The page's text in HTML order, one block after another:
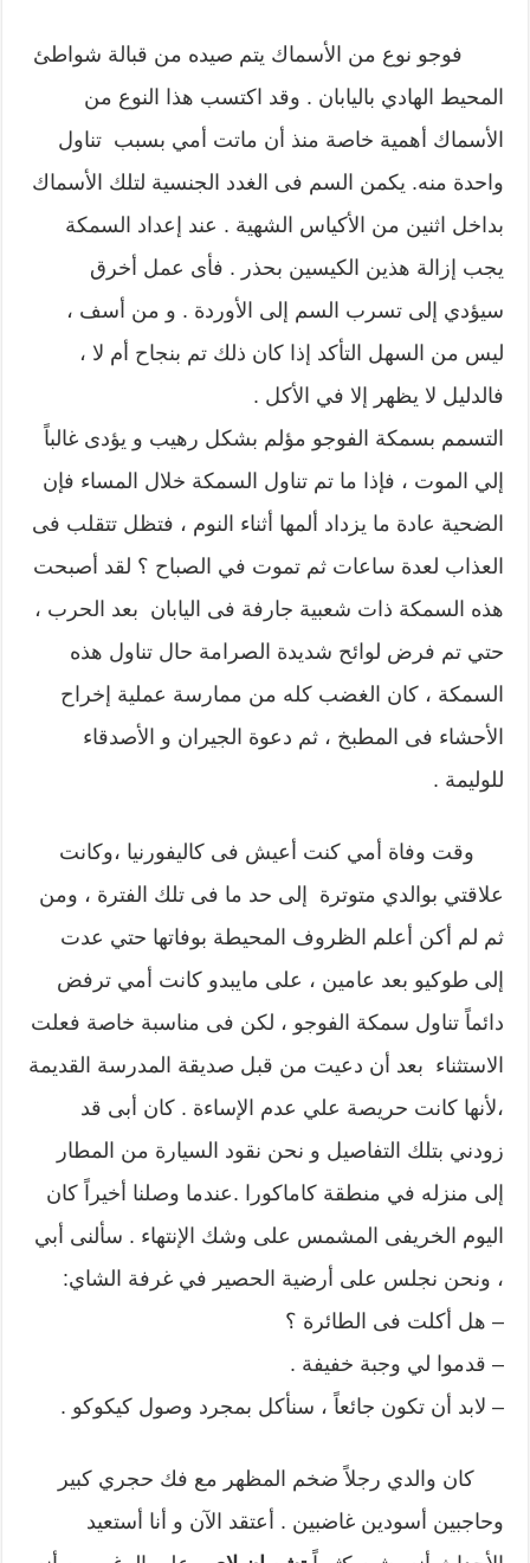
فوجو نوع من الأسماك يتم صيده من قبالة شواطئ
المحيط الهادي باليابان . وقد اكتسب هذا النوع من
الأسماك أهمية خاصة منذ أن ماتت أمي بسبب تناول
واحدة منه. يكمن السم فى الغدد الجنسية لتلك الأسماك
بداخل اثنين من الأكياس الشهية . عند إعداد السمكة
يجب إزالة هذين الكيسين بحذر . فأى عمل أخرق
سيؤدي إلى تسرب السم إلى الأوردة . و من أسف ،
ليس من السهل التأكد إذا كان ذلك تم بنجاح أم لا ،
فالدليل لا يظهر إلا في الأكل .
التسمم بسمكة الفوجو مؤلم بشكل رهيب و يؤدى غالباً
إلي الموت ، فإذا ما تم تناول السمكة خلال المساء فإن
الضحية عادة ما يزداد ألمها أثناء النوم ، فتظل تتقلب فى
العذاب لعدة ساعات ثم تموت في الصباح ؟ لقد أصبحت
هذه السمكة ذات شعبية جارفة فى اليابان بعد الحرب ،
حتي تم فرض لوائح شديدة الصرامة حال تناول هذه
السمكة ، كان الغضب كله من ممارسة عملية إخراح
الأحشاء فى المطبخ ، ثم دعوة الجيران و الأصدقاء
للوليمة .
وقت وفاة أمي كنت أعيش فى كاليفورنيا ،وكانت
علاقتي بوالدي متوترة إلى حد ما فى تلك الفترة ، ومن
ثم لم أكن أعلم الظروف المحيطة بوفاتها حتي عدت
إلى طوكيو بعد عامين ، على مايبدو كانت أمي ترفض
دائماً تناول سمكة الفوجو ، لكن فى مناسبة خاصة فعلت
الاستثناء بعد أن دعيت من قبل صديقة المدرسة القديمة
،لأنها كانت حريصة علي عدم الإساءة . كان أبى قد
زودني بتلك التفاصيل و نحن نقود السيارة من المطار
إلى منزله في منطقة كاماكورا .عندما وصلنا أخيراً كان
اليوم الخريفى المشمس على وشك الإنتهاء . سألنى أبي
، ونحن نجلس على أرضية الحصير في غرفة الشاي:
– هل أكلت فى الطائرة ؟
– قدموا لي وجبة خفيفة .
– لابد أن تكون جائعاً ، سنأكل بمجرد وصول كيكوكو .
كان والدي رجلاً ضخم المظهر مع فك حجري كبير
وحاجبين أسودين غاضبين . أعتقد الآن و أنا أستعيد